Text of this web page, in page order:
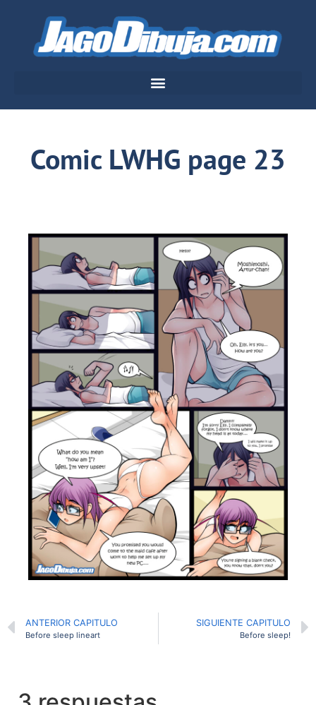
Comic LWHG page 23
ANTERIOR CAPITULO
Before sleep lineart
SIGUIENTE CAPITULO
Before sleep!